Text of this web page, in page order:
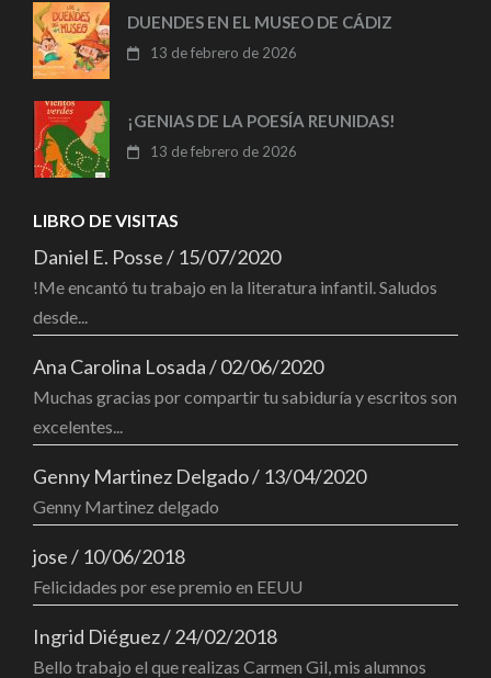
DUENDES EN EL MUSEO DE CÁDIZ
13 de febrero de 2026
¡GENIAS DE LA POESÍA REUNIDAS!
13 de febrero de 2026
LIBRO DE VISITAS
Daniel E. Posse/ 15/07/2020
!Me encantó tu trabajo en la literatura infantil. Saludos
desde...
Ana Carolina Losada/02/06/2020
Muchas gracias por compartir tu sabiduría y escritos son
excelentes...
Genny Martinez Delgado/ 13/04/2020
Genny Martinez delgado
jose/ 10/06/2018
Felicidades por ese premio en EEUU
Ingrid Diéguez/24/02/2018
Bello trabajo el que realizas Carmen Gil, mis alumnos